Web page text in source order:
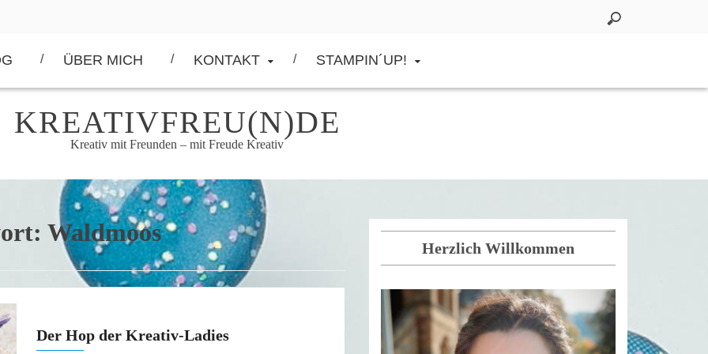
ÜBER MICH KONTAKT STAMPIN´UP!
KREATIVFREU(N)DE
Kreativ mit Freunden – mit Freude Kreativ
Waldmoos
Der Hop der Kreativ-Ladies
Herzlich Willkommen